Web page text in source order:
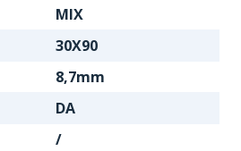
MIX
30X90
8,7mm
DA
/